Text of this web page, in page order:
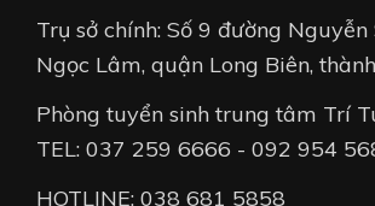
Trụ sở chính: Số 9 đường Nguyễn
Ngọc Lâm, quận Long Biên,
Phòng tuyển sinh trung tâm Trí
TEL: 037 259 6666 - 092 954
HOTLINE: 038 681 5858